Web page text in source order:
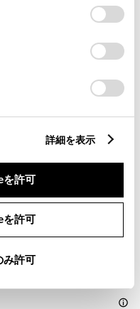
)が保存されることに同
キー)のオプトアウト、
にあたっては、当社の
について
」をご覧くだ
詳細を表示
を許可
を許可
み許可
検知）